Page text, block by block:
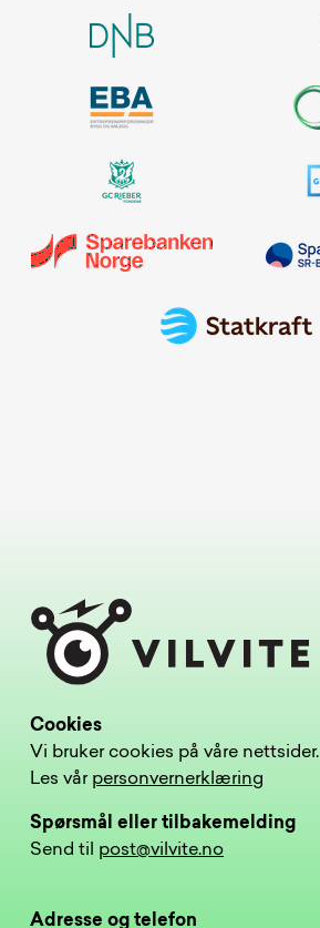
Cookies
Vi bruker cookies på våre nettsider.
Les vår personvernerklæring
Spørsmål eller tilbakemelding
Send til post@vilvite.no
Adresse og telefon